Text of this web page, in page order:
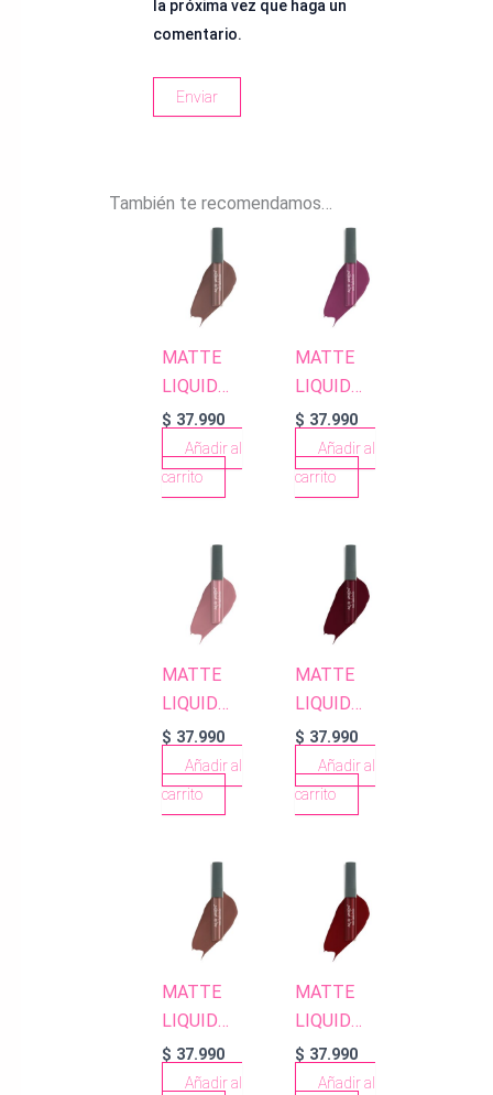
la próxima vez que haga un
comentario.
También te recomendamos…
MATTE
LIQUID
LIPSTICK
507 DARK
DUSTY PINK
$ 37.990
Añadir al
carrito
MATTE
LIQUID
LIPSTICK
510 DARK
ROSE
$ 37.990
Añadir al
carrito
MATTE
LIQUID
LIPSTICK
505 NUDE
PINK
$ 37.990
Añadir al
carrito
MATTE
LIQUID
LIPSTICK
524 RUBY
RED
$ 37.990
Añadir al
carrito
MATTE
LIQUID
LIPSTICK
501
$ 37.990
Añadir al
MATTE
LIQUID
LIPSTICK
522 WINE
$ 37.990
Añadir al